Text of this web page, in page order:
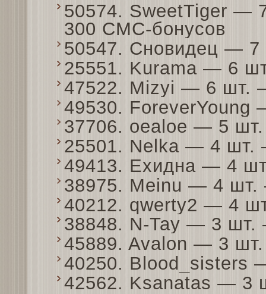
50574. SweetTiger —
300 СМС-бонусов
50547. Сновидец —
25551. Kurama — 6
47522. Mizyi — 6 шт.
49530.
37706. oealoe — 5
25501. Nelka — 4
49413. Ехидна — 4
38975. Meinu — 4
40212. qwerty2 — 4
38848. N-Tay — 3
45889. Avalon — 3
40250.
42562. Ksanatas — 3